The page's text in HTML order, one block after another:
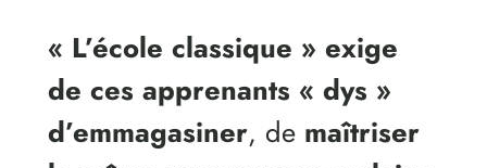
« L’école classique » exige
de ces apprenants « dys »
d’emmagasiner, de maîtriser